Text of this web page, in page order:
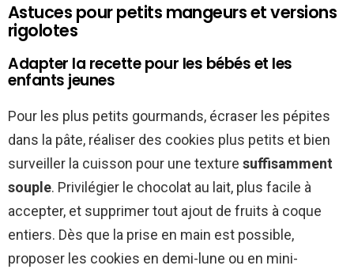
Astuces pour petits mangeurs et versions
rigolotes
Adapter la recette pour les bébés et les
enfants jeunes
Pour les plus petits gourmands, écraser les pépites
dans la pâte, réaliser des cookies plus petits et bien
surveiller la cuisson pour une texture suffisamment
souple. Privilégier le chocolat au lait, plus facile à
accepter, et supprimer tout ajout de fruits à coque
entiers. Dès que la prise en main est possible,
proposer les cookies en demi-lune ou en mini-